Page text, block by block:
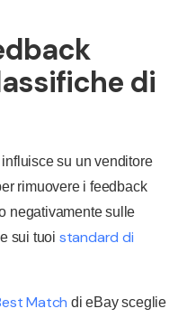
di
su un venditore
rimuovere i feedback
negativamente sulle
sui tuoi standard di
Matchdi eBay sceglie